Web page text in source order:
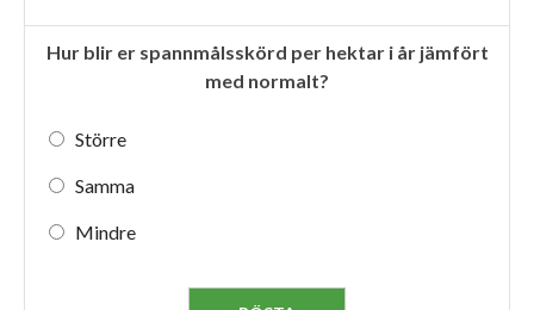
Hur blir er spannmålsskörd per hektar i år jämfört
med normalt?
Större
Samma
Mindre